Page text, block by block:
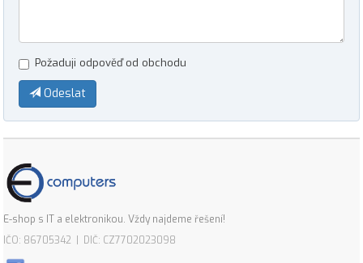
Požaduji odpověď od obchodu
Odeslat
E-shop s IT a elektronikou. Vždy najdeme řešení!
IČO: 86705342 | DIČ: CZ7702023098